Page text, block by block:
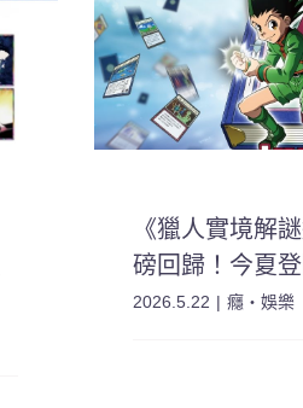
《獵人實境解
磅回歸！今夏
2026.5.22 | 癮・娛樂